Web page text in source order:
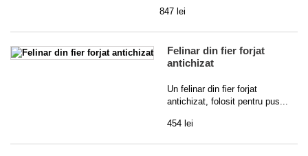
847 lei
Felinar din fier forjat
antichizat
Un felinar din fier forjat
antichizat, folosit pentru pus...
454 lei